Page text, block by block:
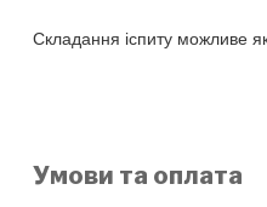
Складання іспиту можливе
Умови та оплата